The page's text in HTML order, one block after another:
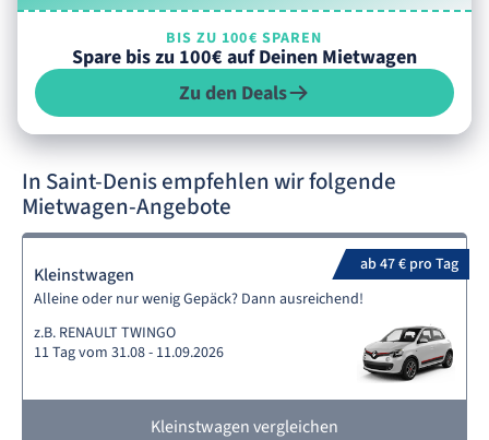
BIS ZU 100€ SPAREN
Spare bis zu 100€ auf Deinen Mietwagen
Zu den Deals
In Saint-Denis empfehlen wir folgende
Mietwagen-Angebote
ab 47 € pro Tag
Kleinstwagen
Alleine oder nur wenig Gepäck? Dann ausreichend!
z.B. RENAULT TWINGO
11 Tag vom 31.08 - 11.09.2026
Kleinstwagen vergleichen